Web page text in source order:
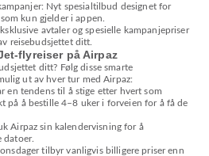
Nyt spesialtilbud designet for
kun gjelder i appen.
avtaler og spesielle kampanjepriser
reisebudsjettet ditt.
flyreiser på Airpaz
ditt? Følg disse smarte
ut av hver tur med Airpaz:
en tendens til å stige etter hvert som
på å bestille 4–8 uker i forveien for å få de
Airpaz sin kalendervisning for å
datoer.
tilbyr vanligvis billigere priser enn